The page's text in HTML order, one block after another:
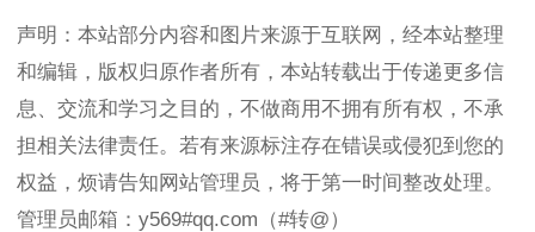
声明：本站部分内容和图片来源于互联网，经本站整理
和编辑，版权归原作者所有，本站转载出于传递更多信
息、交流和学习之目的，不做商用不拥有所有权，不承
担相关法律责任。若有来源标注存在错误或侵犯到您的
权益，烦请告知网站管理员，将于第一时间整改处理。
管理员邮箱：y569#qq.com（#转@）